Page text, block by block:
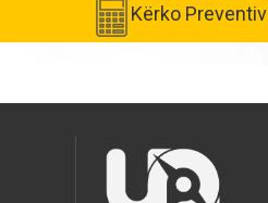
Kërko Preventiv